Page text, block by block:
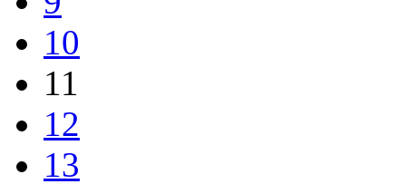
10
11
12
13